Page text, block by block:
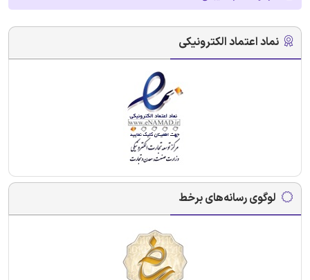
نماد اعتماد الکترونیکی
لوگوی رسانه‌های برخط